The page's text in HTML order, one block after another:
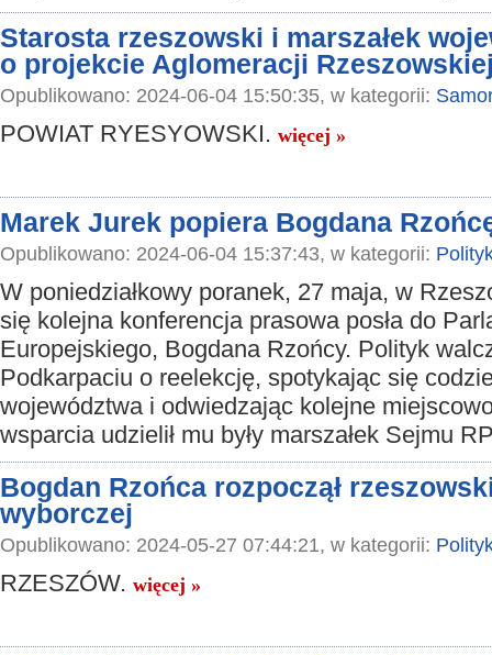
Starosta rzeszowski i marszałek
o projekcie Aglomeracji
Opublikowano: 2024-06-04 15:50:35, w kategorii:
POWIAT RYESYOWSKI. więcej »
Marek Jurek popiera Bogdana
Opublikowano: 2024-06-04 15:37:43, w kategorii:
W poniedziałkowy poranek, 27 maja, w
się kolejna konferencja prasowa posła do
Europejskiego, Bogdana Rzońcy. Polityk
Podkarpaciu o reelekcję, spotykając się
województwa i odwiedzając kolejne
wsparcia udzielił mu były marszałek Sejmu
Bogdan Rzońca rozpoczął
wyborczej
Opublikowano: 2024-05-27 07:44:21, w kategorii:
RZESZÓW. więcej »